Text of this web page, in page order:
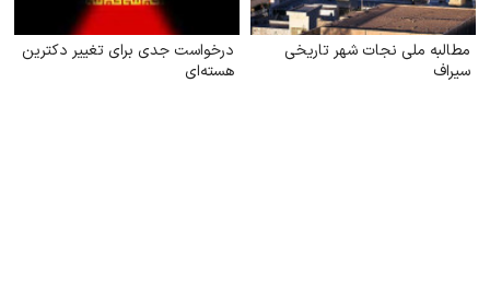
مطالبه ملی نجات شهر تاریخی
سیراف
درخواست جدی برای تغییر دکترین
هسته‌ای